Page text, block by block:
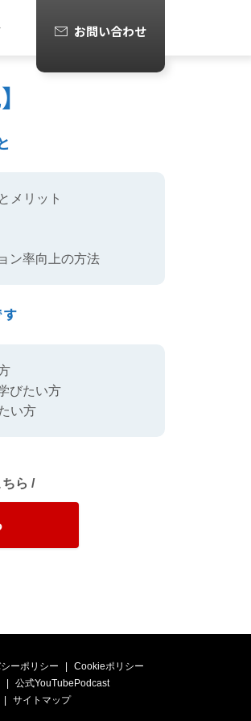
お問い合わせ
メリット
ン率向上の方法
びたい方
い方
ら /
ーポリシー
Cookieポリシー
公式YouTubePodcast
サイトマップ